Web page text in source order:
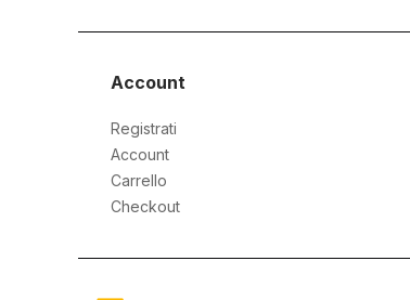
Account
Registrati
Account
Carrello
Checkout